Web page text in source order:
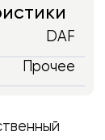
DAF
Прочее